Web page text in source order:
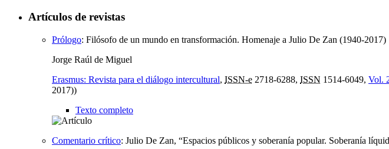
Artículos de revistas
Prólogo: Filósofo de un mundo en transformación. Homenaje a Julio De Zan (1940-2017)
Jorge Raúl de Miguel
Erasmus: Revista para el diálogo intercultural, ISSN-e 2718-6288, ISSN 1514-6049, Vol.
2017))
Texto completo
Comentario crítico: Julio De Zan, “Espacios públicos y soberanía popular. Soberanía